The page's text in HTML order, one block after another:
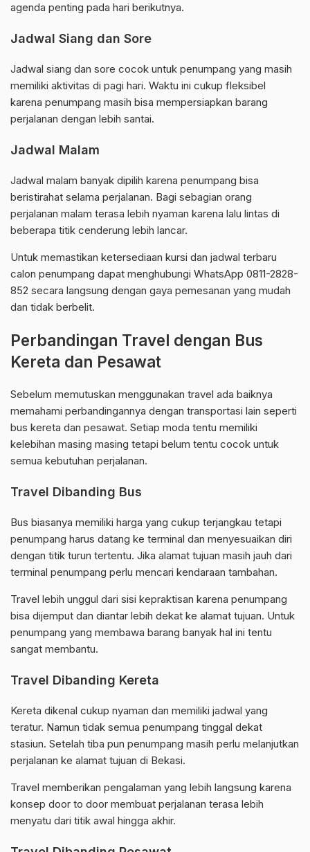
agenda penting pada hari berikutnya.
Jadwal Siang dan Sore
Jadwal siang dan sore cocok untuk penumpang yang masih
memiliki aktivitas di pagi hari. Waktu ini cukup fleksibel
karena penumpang masih bisa mempersiapkan barang
perjalanan dengan lebih santai.
Jadwal Malam
Jadwal malam banyak dipilih karena penumpang bisa
beristirahat selama perjalanan. Bagi sebagian orang
perjalanan malam terasa lebih nyaman karena lalu lintas di
beberapa titik cenderung lebih lancar.
Untuk memastikan ketersediaan kursi dan jadwal terbaru
calon penumpang dapat menghubungi WhatsApp 0811-2828-
852 secara langsung dengan gaya pemesanan yang mudah
dan tidak berbelit.
Perbandingan Travel dengan Bus
Kereta dan Pesawat
Sebelum memutuskan menggunakan travel ada baiknya
memahami perbandingannya dengan transportasi lain seperti
bus kereta dan pesawat. Setiap moda tentu memiliki
kelebihan masing masing tetapi belum tentu cocok untuk
semua kebutuhan perjalanan.
Travel Dibanding Bus
Bus biasanya memiliki harga yang cukup terjangkau tetapi
penumpang harus datang ke terminal dan menyesuaikan diri
dengan titik turun tertentu. Jika alamat tujuan masih jauh dari
terminal penumpang perlu mencari kendaraan tambahan.
Travel lebih unggul dari sisi kepraktisan karena penumpang
bisa dijemput dan diantar lebih dekat ke alamat tujuan. Untuk
penumpang yang membawa barang banyak hal ini tentu
sangat membantu.
Travel Dibanding Kereta
Kereta dikenal cukup nyaman dan memiliki jadwal yang
teratur. Namun tidak semua penumpang tinggal dekat
stasiun. Setelah tiba pun penumpang masih perlu melanjutkan
perjalanan ke alamat tujuan di Bekasi.
Travel memberikan pengalaman yang lebih langsung karena
konsep door to door membuat perjalanan terasa lebih
menyatu dari titik awal hingga akhir.